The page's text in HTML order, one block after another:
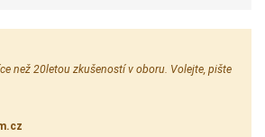
než 20letou zkušeností v oboru. Volejte, pište